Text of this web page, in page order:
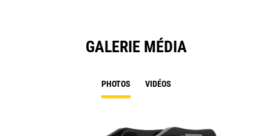
GALERIE MÉDIA
PHOTOS VIDÉOS